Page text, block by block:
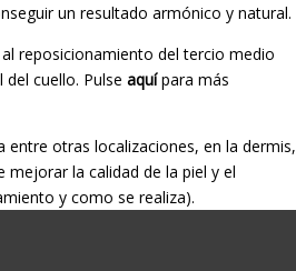
un resultado armónico y natural.
reposicionamiento del tercio medio
cuello. Pulse aquí para más
otras localizaciones, en la dermis,
la calidad de la piel y el
y como se realiza).